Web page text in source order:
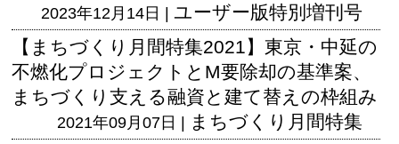
2023年12月14日 | ユーザー版特別増刊号
【まちづくり月間特集2021】東京・中延の
不燃化プロジェクトとM要除却の基準案、
まちづくり支える融資と建て替えの枠組み
2021年09月07日 | まちづくり月間特集